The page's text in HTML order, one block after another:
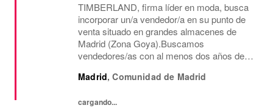
TIMBERLAND, firma líder en moda, busca
incorporar un/a vendedor/a en su punto de
venta situado en grandes almacenes de
Madrid (Zona Goya).Buscamos
vendedores/as con al menos dos años de
de objetivos comerciales, recepción de
Madrid,Comunidad de Madrid
cargando...